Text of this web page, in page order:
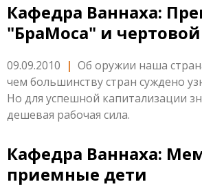
Кафедра Ваннаха:
"БраМоса" и
09.09.2010 | Об оружии наша
чем большинству стран суждено
Но для успешной капитализации
дешевая рабочая сила.
Кафедра Ваннаха:
приемные дети